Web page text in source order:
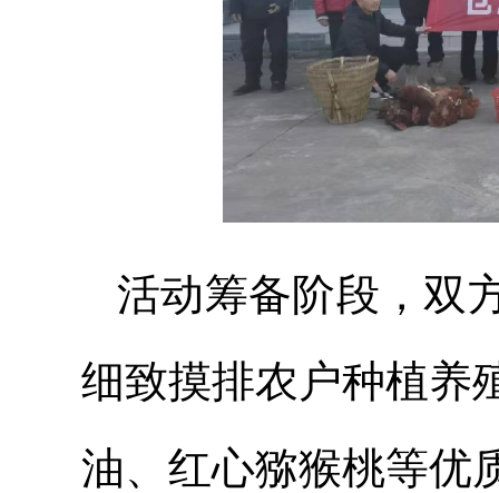
活动筹备阶段，双
细致摸排农户种植养
油、红心猕猴桃等优